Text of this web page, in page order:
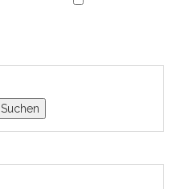
Suchen